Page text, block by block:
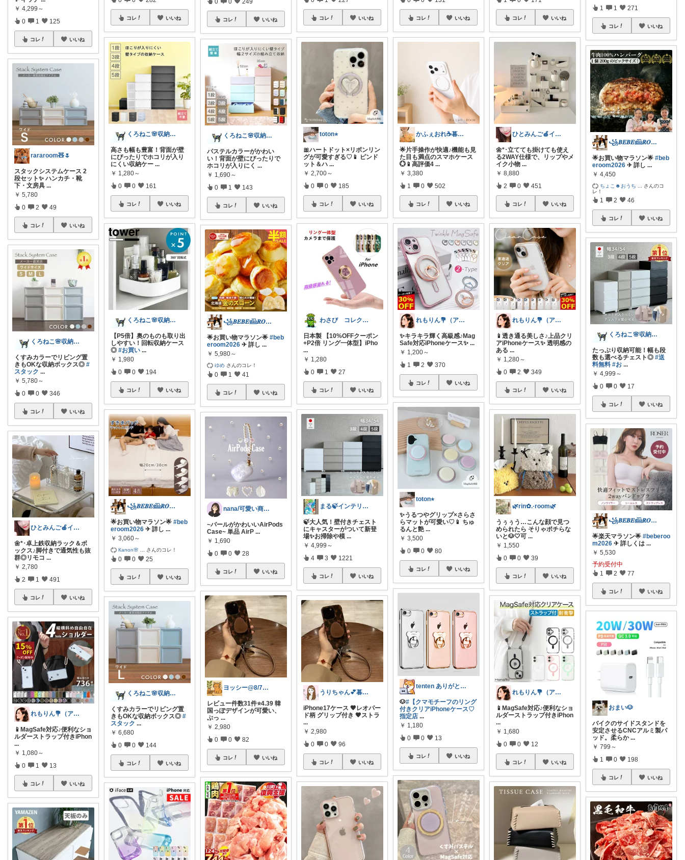
￥ 4,299～
0 1 125
コレ いいね
rararoom🧸🌷
スタックシステムケース 2
段セット✨ ハンカチ・靴
下・文房具 ...
￥ 5,780
0 2 49
コレ いいね
くろねこ🌸収納＆キッチン整理
くすみカラーでリビング置
きもOKな収納ボックス◎ #
スタック ...
￥ 5,780～
0 0 346
コレ いいね
ひとみんご🍎‪インテリア雑貨
🌼*･卓上鉄収納ラック＆ボ
ックス♪脚付きで通気性も抜
群◎リモコ ...
￥ 2,780
2 1 491
コレ いいね
れもりん💐（アイコン変更しました）
📱MagSafe対応♪便利なショ
ルダーストラップ付きiPhon
...
￥ 1,080～
0 1 13
コレ いいね
コレ いいね
くろねこ🌸収納＆キッチン整理
高さも幅も豊富！背面が壁
にぴったりでホコリが入り
にくい収納ケー ...
￥ 1,280～
0 0 161
コレ いいね
くろねこ🌸収納＆キッチン整理
【P5倍】奥のものも取り出
しやすい！回転収納ケース
◎#お買い ...
￥ 1,980
0 0 194
コレ いいね
꧁𝑩𝑬𝑩𝑬𓊝𝑹𝑶𝑶𝑴꧂
🌟お買い物マラソン🌟#beb
eroom2026 ✈︎ 詳し ...
￥ 3,060～
Кanon🌸 さんのコレ！
0 0 25
コレ いいね
くろねこ🌸収納＆キッチン整理
くすみカラーでリビング置
きもOKな収納ボックス◎#
スタック ...
￥ 6,680
0 0 144
コレ いいね
コレ いいね
くろねこ🌸収納＆キッチン整理
パステルカラーがかわい
い！背面が壁にぴったりで
ホコリが入りにく ...
￥ 1,690～
0 1 143
コレ いいね
꧁𝑩𝑬𝑩𝑬𓊝𝑹𝑶𝑶𝑴꧂
🌟お買い物マラソン🌟#beb
eroom2026 ✈︎ 詳し ...
￥ 5,980～
ゆめ さんのコレ！
0 1 41
コレ いいね
nana/可愛い商品を共有
~パールがかわいいAirPods
Case~ 単品 AirP ...
￥ 1,690
0 0 28
コレ いいね
ヨッシー@8/7経由購入感謝！
レビュー件数31件⭐️4.39 韓
国っぽデザインが可愛い、
ぷっ ...
￥ 2,980
0 0 82
コレ いいね
コレ いいね
toton⭐︎
🎀ハートドット×リボンリン
グが可愛すぎる♡📱 ピンド
ット＆ハ ...
￥ 2,700～
0 0 185
コレ いいね
わさび コレクションもご利用ください
日本製 【10%OFFクーポン
+P2倍 リング一体型】iPho
...
￥ 1,280
0 1 27
コレ いいね
まる🍃インテリア×くらし
🍃大人気！壁付きチェスト
にキャスターがついて新登
場✨お掃除や模 ...
￥ 4,999～
4 3 1221
コレ いいね
うりちゃん💕暮らし🏡キッズ👶ママ
iPhone17ケース 🤎レオパー
ド柄 グリップ付き 🤎ストラ
...
￥ 2,980
0 0 96
コレ いいね
コレ いいね
かふぇおれ☕暮らしを整える便利グッズ🍀
🌟片手操作が快適♪機能も見
た目も満点のスマホケース
💮📱高評価4 ...
￥ 3,380
1 0 502
コレ いいね
れもりん💐（アイコン変更しました）
✨キラキラ輝く高級感♪Mag
Safe対応iPhoneケース✨...
￥ 1,200～
1 2 370
コレ いいね
toton⭐︎
✨うるつやグリップ×さらさ
らマットが可愛い♡📱 ちゅ
るんと艶 ...
￥ 3,500
0 0 80
コレ いいね
tenten ありがとうございます。わん
🐶#【クマモチーフのリング
付きクリアiPhoneケース♡
指定店 ...
￥ 1,180
0 0 13
コレ いいね
コレ いいね
ひとみんご🍎‪インテリア雑貨
🌼*･立てても掛けても使え
る2WAY仕様で、リップやメ
イク小物 ...
￥ 8,880
2 0 451
コレ いいね
れもりん💐（アイコン変更しました）
📱透き通る美しさ♪上品クリ
アiPhoneケース✨ 透明感の
ある ...
￥ 1,280～
0 2 349
コレ いいね
🌿rin✿.·room🌿
うぅぅう…こんな顔で見つ
められたら そりゃポチらな
いと🐶‎🤍可 ...
￥ 1,550
0 0 39
コレ いいね
れもりん💐（アイコン変更しました）
📱MagSafe対応♪便利なショ
ルダーストラップ付きiPhon
...
￥ 1,680
0 0 12
コレ いいね
1 1 271
コレ いいね
꧁𝑩𝑬𝑩𝑬𓊝𝑹𝑶𝑶𝑴꧂
🌟お買い物マラソン🌟#beb
eroom2026 ✈︎ 詳し ...
￥ 4,450
ちょこ☻おうち
さんのコ
レ！
1 2 46
コレ いいね
くろねこ🌸収納＆キッチン整理
たっぷり収納可能！幅も段
数も選べるチェスト◎#送
料無料 #お ...
￥ 4,999～
0 0 17
コレ いいね
꧁𝑩𝑬𝑩𝑬𓊝𝑹𝑶𝑶𝑴꧂
🌟楽天マラソン🌟#beberoo
m2026 ✈︎ 詳しくは ...
￥ 5,530
予約受付中
1 2 77
コレ いいね
おまい🐶
バイクのサイドスタンドを
安定させるCNCアルミ製パ
ッド。柔らか ...
￥ 799～
1 0 198
コレ いいね